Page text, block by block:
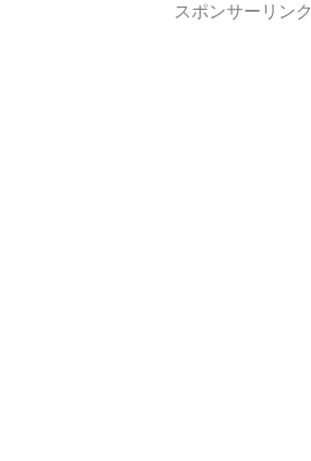
スポンサーリンク